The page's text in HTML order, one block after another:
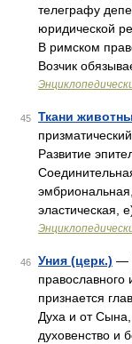
телеграфу
юридической
В римском
Возчик
45 Ткани
Развитие
эластическая,
46 Уния (церк.) —
православного
признается
Духа и от Сына,
духовенство и